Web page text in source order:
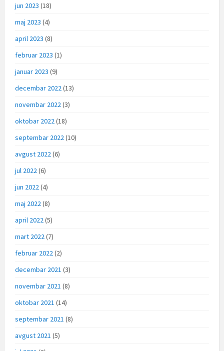
jun 2023 (18)
maj 2023 (4)
april 2023 (8)
februar 2023 (1)
januar 2023 (9)
decembar 2022(13)
novembar 2022(3)
oktobar 2022(18)
septembar 2022(10)
avgust 2022(6)
jul 2022(6)
jun 2022(4)
maj 2022(8)
april 2022(5)
mart 2022(7)
februar 2022(2)
decembar 2021 (3)
novembar 2021 (8)
oktobar 2021 (14)
septembar 2021 (8)
avgust 2021 (5)